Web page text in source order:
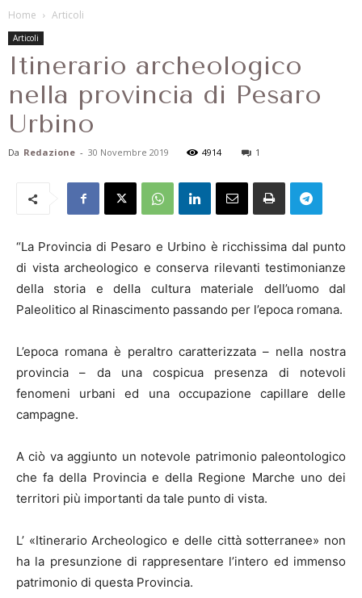
Home Articoli
Articoli
Itinerario archeologico
nella provincia di Pesaro
Urbino
Da Redazione - 30 Novembre 2019 4914 1
“La Provincia di Pesaro e Urbino è ricchissima dal punto
di vista archeologico e conserva rilevanti testimonianze
della storia e della cultura materiale dell’uomo dal
Paleolitico al Rinascimento passando per l’epoca romana.
L’epoca romana è peraltro caratterizzata – nella nostra
provincia – da una cospicua presenza di notevoli
fenomeni urbani ed una occupazione capillare delle
campagne.
A ciò va aggiunto un notevole patrimonio paleontologico
che fa della Provincia e della Regione Marche uno dei
territori più importanti da tale punto di vista.
L’ «Itinerario Archeologico e delle città sotterranee» non
ha la presunzione di rappresentare l’intero ed immenso
patrimonio di questa Provincia.